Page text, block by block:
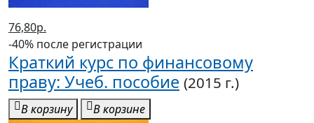
76,80р.
-40% после регистрации
Краткий курс по финансовому
праву: Учеб. пособие (2015 г.)
В корзину В корзине